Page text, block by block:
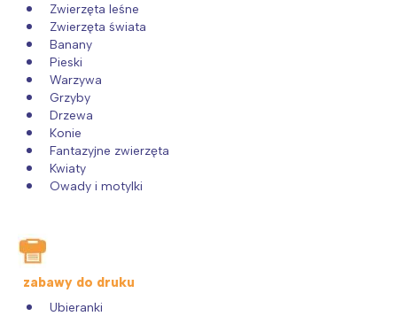
Zwierzęta leśne
Zwierzęta świata
Banany
Pieski
Warzywa
Grzyby
Drzewa
Konie
Fantazyjne zwierzęta
Kwiaty
Owady i motylki
zabawy do druku
Ubieranki